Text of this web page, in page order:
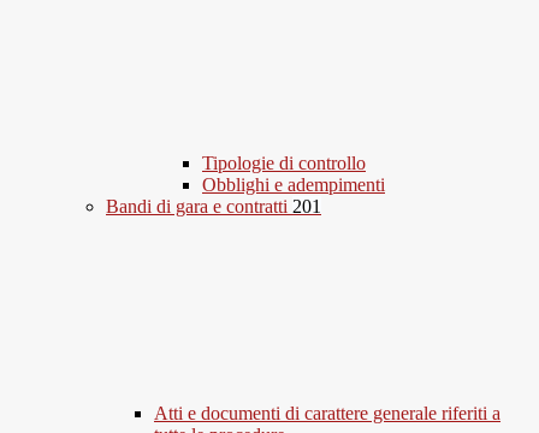
Tipologie di controllo
Obblighi e adempimenti
Bandi di gara e contratti 201
Atti e documenti di carattere generale riferiti a